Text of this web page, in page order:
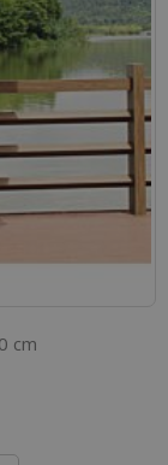
cm